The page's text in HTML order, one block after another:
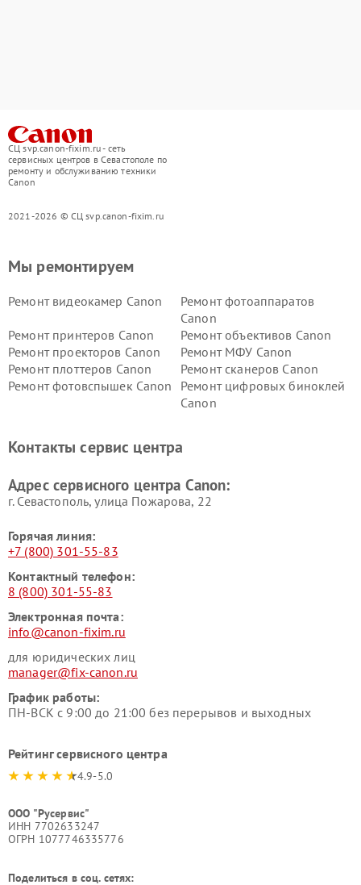
СЦ svp.canon-fixim.ru - сеть
сервисных центров в Севастополе по
ремонту и обслуживанию техники
Canon
2021-2026 © СЦ svp.canon-fixim.ru
Мы ремонтируем
Ремонт видеокамер Canon
Ремонт фотоаппаратов
Canon
Ремонт принтеров Canon
Ремонт объективов Canon
Ремонт проекторов Canon
Ремонт МФУ Canon
Ремонт плоттеров Canon
Ремонт сканеров Canon
Ремонт фотовспышек Canon
Ремонт цифровых биноклей
Canon
Контакты сервис центра
Адрес сервисного центра Canon:
г. Севастополь, улица Пожарова, 22
Горячая линия:
+7 (800) 301-55-83
Контактный телефон:
8 (800) 301-55-83
Электронная почта:
info@canon-fixim.ru
для юридических лиц
manager@fix-canon.ru
График работы:
ПН-ВСК с 9:00 до 21:00 без перерывов и выходных
Рейтинг сервисного центра
4.9-5.0
ООО "Русервис"
ИНН 7702633247
ОГРН 1077746335776
Поделиться в соц. сетях: